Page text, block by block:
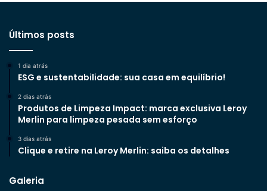
Últimos posts
1 dia atrás
ESG e sustentabilidade: sua casa em equilíbrio!
2 dias atrás
Produtos de Limpeza Impact: marca exclusiva Leroy
Merlin para limpeza pesada sem esforço
3 dias atrás
Clique e retire na Leroy Merlin: saiba os detalhes
Galeria